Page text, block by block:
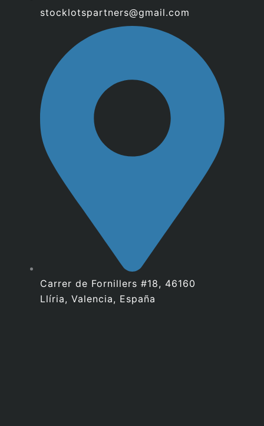
stocklotspartners@gmail.com
Carrer de Fornillers #18, 46160
Llíria, Valencia, España